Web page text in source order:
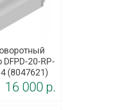
20-RP-
(8047621)
16 000 p.